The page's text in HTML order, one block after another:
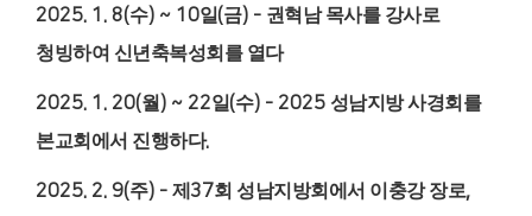
2025. 1. 8(수) ~ 10일(금) - 권혁남 목사를 강사로
청빙하여 신년축복성회를 열다
2025. 1. 20(월 ) ~ 22일(수) - 2025 성남지방 사경회를
본교회에서 진행하다.
2025. 2. 9(주) - 제 37회 성남지방회에서 이충강 장로,